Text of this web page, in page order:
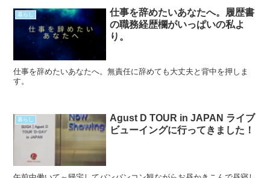
暮らし
仕事を辞めたいあなたへ。履歴書
の職務経歴欄がいっぱいの私よ
り。
仕事を辞めたいあなたへ。無責任に辞めても大丈夫と背中を押しま
す。
暮らし
Agust D TOUR in JAPAN ライブ
ビューイングに行ってきました！